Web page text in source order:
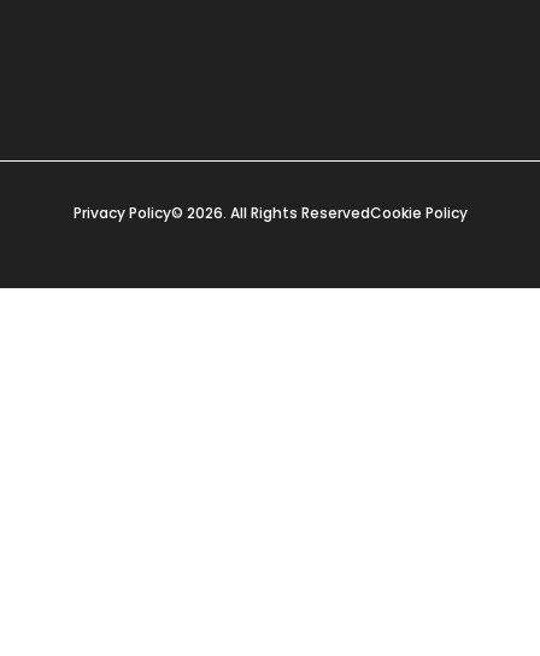
Privacy Policy© 2026. All Rights ReservedCookie Policy